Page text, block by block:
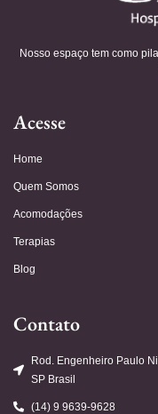
Nosso espaço tem como
Acesse
Home
Quem Somos
Acomodações
Terapias
Blog
Contato
Rod. Engenheiro Paulo
SP Brasil
(14) 9 9639-9628